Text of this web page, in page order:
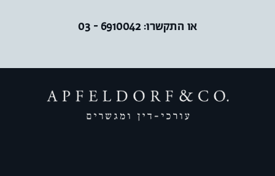
או התקשרו: 6910042 - 03